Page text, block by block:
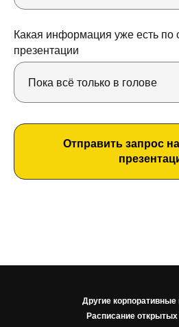
Какая информация уже есть
презентации
Отправить запрос
Другие
Расписание открытых